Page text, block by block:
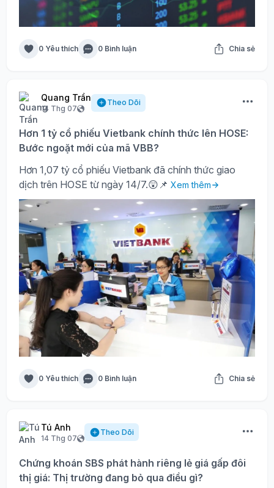
0 Yêu thích 0 Bình luận Chia sẻ
Quang Trần
14 Thg 07
Theo Dõi
Hơn 1 tỷ cổ phiếu Vietbank chính thức lên HOSE:
Bước ngoặt mới của mã VBB?
Hơn 1,07 tỷ cổ phiếu Vietbank đã chính thức giao
dịch trên HOSE từ ngày 14/7.😲📌 Xem thêm
0 Yêu thích 0 Bình luận Chia sẻ
Tú Anh
14 Thg 07
Theo Dõi
Chứng khoán SBS phát hành riêng lẻ giá gấp đôi
thị giá: Thị trường đang bỏ qua điều gì?